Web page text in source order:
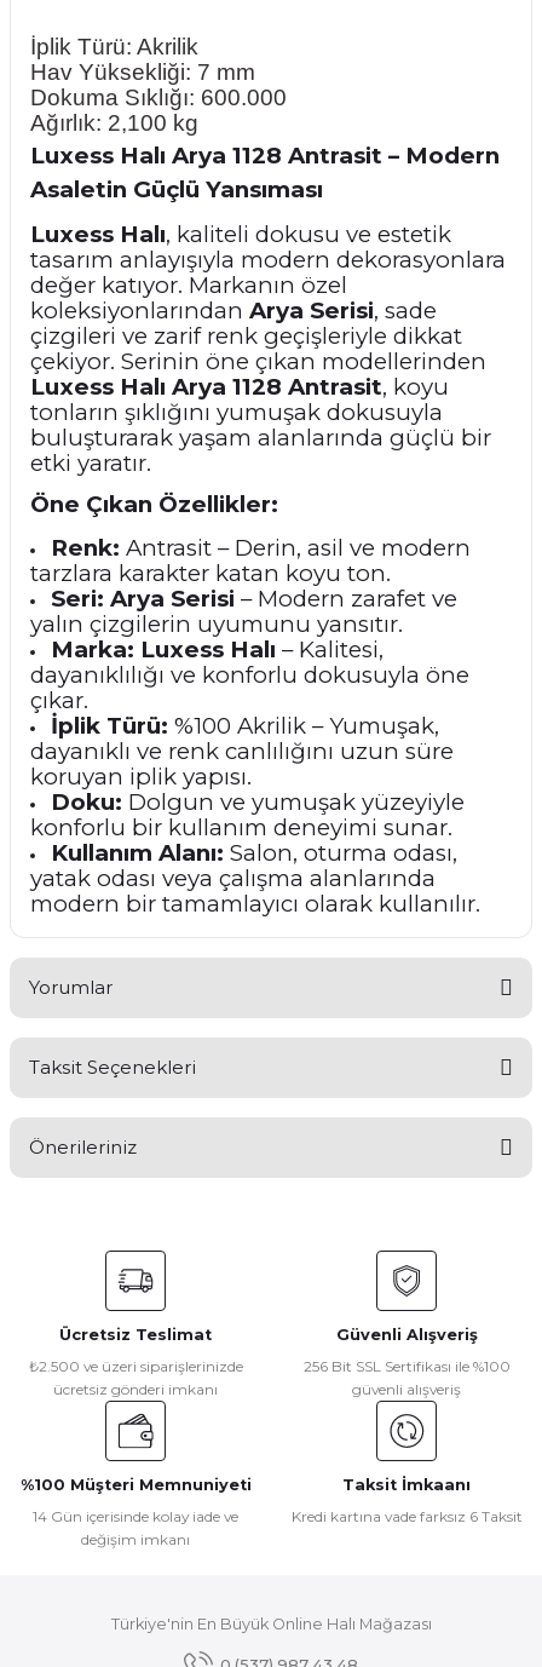
İplik Türü: Akrilik
Hav Yüksekliği: 7 mm
Dokuma Sıklığı: 600.000
Ağırlık: 2,100 kg
Luxess Halı Arya 1128 Antrasit – Modern
Asaletin Güçlü Yansıması
Luxess Halı, kaliteli dokusu ve estetik
tasarım anlayışıyla modern dekorasyonlara
değer katıyor. Markanın özel
koleksiyonlarından Arya Serisi, sade
çizgileri ve zarif renk geçişleriyle dikkat
çekiyor. Serinin öne çıkan modellerinden
Luxess Halı Arya 1128 Antrasit, koyu
tonların şıklığını yumuşak dokusuyla
buluşturarak yaşam alanlarında güçlü bir
etki yaratır.
Öne Çıkan Özellikler:
Renk: Antrasit – Derin, asil ve modern
tarzlara karakter katan koyu ton.
Seri: Arya Serisi – Modern zarafet ve
yalın çizgilerin uyumunu yansıtır.
Marka: Luxess Halı – Kalitesi,
dayanıklılığı ve konforlu dokusuyla öne
çıkar.
İplik Türü: %100 Akrilik – Yumuşak,
dayanıklı ve renk canlılığını uzun süre
koruyan iplik yapısı.
Doku: Dolgun ve yumuşak yüzeyiyle
konforlu bir kullanım deneyimi sunar.
Kullanım Alanı: Salon, oturma odası,
yatak odası veya çalışma alanlarında
modern bir tamamlayıcı olarak kullanılır.
Yorumlar
Yorum Yaz
Taksit Seçenekleri
Önerileriniz
konularda yetersiz gördüğünüz noktaları öneri formunu
kullanarak tarafımıza iletebilirsiniz.
Görüş ve önerileriniz için teşekkür ederiz.
Ürün resmi kalitesiz, bozuk veya görüntülenemiyor.
Ürün açıklamasında eksik bilgiler bulunuyor.
Ürün bilgilerinde hatalar bulunuyor.
Ürün fiyatı diğer sitelerden daha pahalı.
Gönder
Ücretsiz Teslimat
₺2.500 ve üzeri siparişlerinizde
ücretsiz gönderi imkanı
Güvenli Alışveriş
256 Bit SSL Sertifikası ile %100
güvenli alışveriş
%100 Müşteri Memnuniyeti
14 Gün içerisinde kolay iade ve
değişim imkanı
Taksit İmkaanı
Kredi kartına vade farksız 6 Taksit
Türkiye'nin En Büyük Online Halı Mağazası